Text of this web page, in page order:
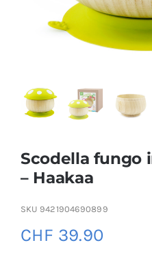
Scodella fungo
– Haakaa
SKU 9421904690899
CHF 39.90